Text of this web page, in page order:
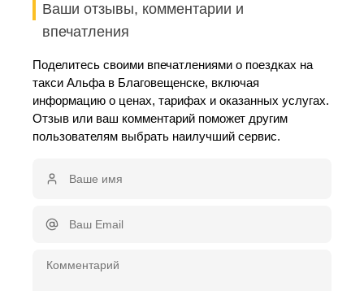
Ваши отзывы, комментарии и
впечатления
Поделитесь своими впечатлениями о поездках на
такси Альфа в Благовещенске, включая
информацию о ценах, тарифах и оказанных услугах.
Отзыв или ваш комментарий поможет другим
пользователям выбрать наилучший сервис.